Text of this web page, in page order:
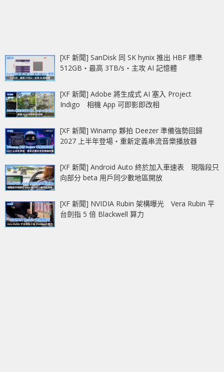
[XF 新聞] SanDisk 同 SK hynix 推出 HBF 標準
512GB‧最高 3TB/s‧主攻 AI 記憶體
[XF 新聞] Adobe 將生成式 AI 塞入 Project
Indigo 相機 App 可即影即改相
[XF 新聞] Winamp 夥拍 Deezer 準備強勢回歸
2027 上半年登場‧重新定義串流音樂播放器
[XF 新聞] Android Auto 終於加入車速表 現階段只
向部分 beta 用戶同少數地區開放
[XF 新聞] NVIDIA Rubin 架構曝光 Vera Rubin 平
台劍指 5 倍 Blackwell 算力